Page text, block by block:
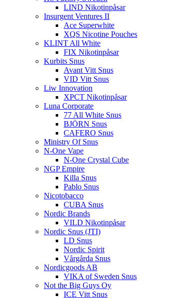
LIND Nikotinpåsar
Insurgent Ventures II
Ace Superwhite
XQS Nicotine Pouches
KLINT All White
FIX Nikotinpåsar
Kurbits Snus
Avant Vitt Snus
VID Vitt Snus
Liw Innovation
XPCT Nikotinpåsar
Luna Corporate
77 All White Snus
BJÖRN Snus
CAFERO Snus
Ministry Of Snus
N-One Vape
N-One Crystal Cube
NGP Empire
Killa Snus
Pablo Snus
Nicotobacco
CUBA Snus
Nordic Brands
VILD Nikotinpåsar
Nordic Snus (JTI)
LD Snus
Nordic Spirit
Vårgårda Snus
Nordicgoods AB
VIKA of Sweden Snus
Not the Big Guys Oy
ICE Vitt Snus